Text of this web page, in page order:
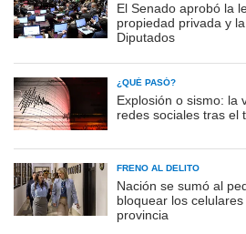
El Senado aprobó la
propiedad privada y
Diputados
¿QUÉ PASÓ?
Explosión o sismo: la
redes sociales tras el
FRENO AL DELITO
Nación se sumó al
bloquear los
provincia